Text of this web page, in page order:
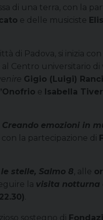
di una terra, con la
e delle musiciste
di Padova, si inizia con
al Centro universitario di
Gigio (Luigi)
e Isabella
Creando emozioni in
con la partecipazione di
stelle, Salmo 8 , alle
la visita notturna
sostegno di